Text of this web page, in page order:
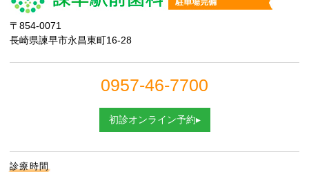
〒854-0071
長崎県諫早市永昌東町16-28
0957-46-7700
初診オンライン予約▸
診療時間